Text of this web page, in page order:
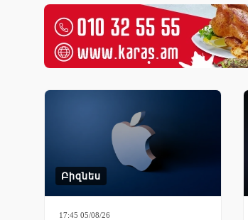
Բիզնես
17:45 05/08/26